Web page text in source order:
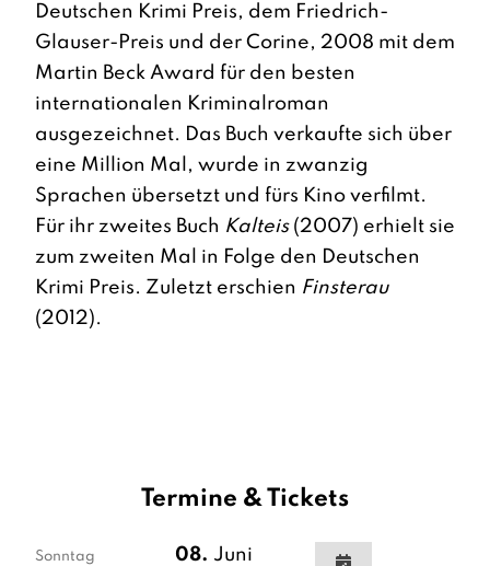
Deutschen Krimi Preis, dem Friedrich-
Glauser-Preis und der Corine, 2008 mit dem
Martin Beck Award für den besten
internationalen Kriminalroman
ausgezeichnet. Das Buch verkaufte sich über
eine Million Mal, wurde in zwanzig
Sprachen übersetzt und fürs Kino verfilmt.
Für ihr zweites Buch Kalteis(2007) erhielt sie
zum zweiten Mal in Folge den Deutschen
Krimi Preis. Zuletzt erschien Finsterau
(2012).
Termine & Tickets
Sonntag 08. Juni